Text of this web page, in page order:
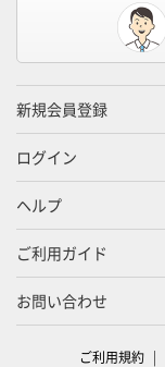
新規会員登録
ログイン
ヘルプ
ご利用ガイド
お問い合わせ
ご利用規約